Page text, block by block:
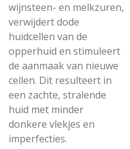
wijnsteen- en melkzuren,
verwijdert dode
huidcellen van de
opperhuid en stimuleert
de aanmaak van nieuwe
cellen. Dit resulteert in
een zachte, stralende
huid met minder
donkere vlekjes en
imperfecties.